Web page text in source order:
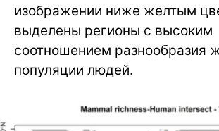
изображении ниже желтым
выделены регионы с высоким
соотношением разнообразия
популяции людей.